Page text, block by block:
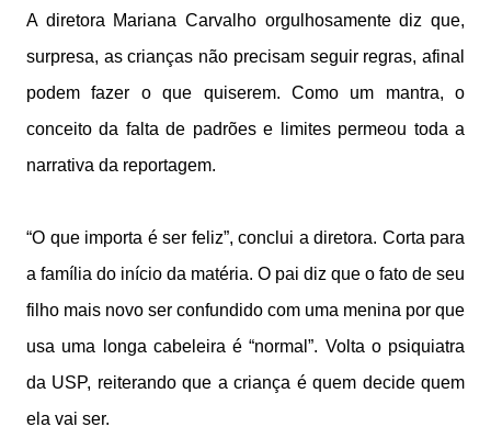
A diretora Mariana Carvalho orgulhosamente diz que,
surpresa, as crianças não precisam seguir regras, afinal
podem fazer o que quiserem. Como um mantra, o
conceito da falta de padrões e limites permeou toda a
narrativa da reportagem.
“O que importa é ser feliz”, conclui a diretora. Corta para
a família do início da matéria. O pai diz que o fato de seu
filho mais novo ser confundido com uma menina por que
usa uma longa cabeleira é “normal”. Volta o psiquiatra
da USP, reiterando que a criança é quem decide quem
ela vai ser.